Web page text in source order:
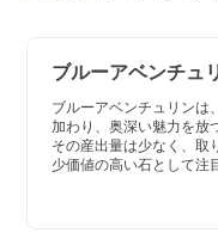
ブルーアベンチュ
ブルーアベンチュリンは
加わり、奥深い魅力を放
その産出量は少なく、取
少価値の高い石として注